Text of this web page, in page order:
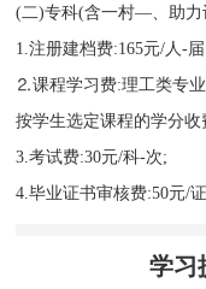
(二)专科(含一村—、助力
1.注册建档费:165元/人-届
⒉课程学习费:理工类专
按学生选定课程的学分收
3.考试费:30元/科-次;
4.毕业证书审核费:50元/证
学习